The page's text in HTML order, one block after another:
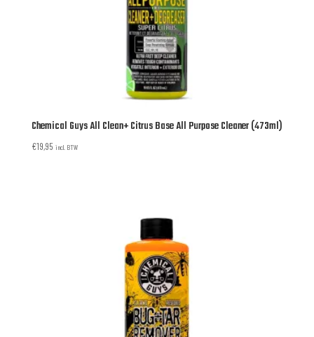
Chemical Guys All Clean+ Citrus Base All Purpose Cleaner (473ml)
€19,95 incl. BTW